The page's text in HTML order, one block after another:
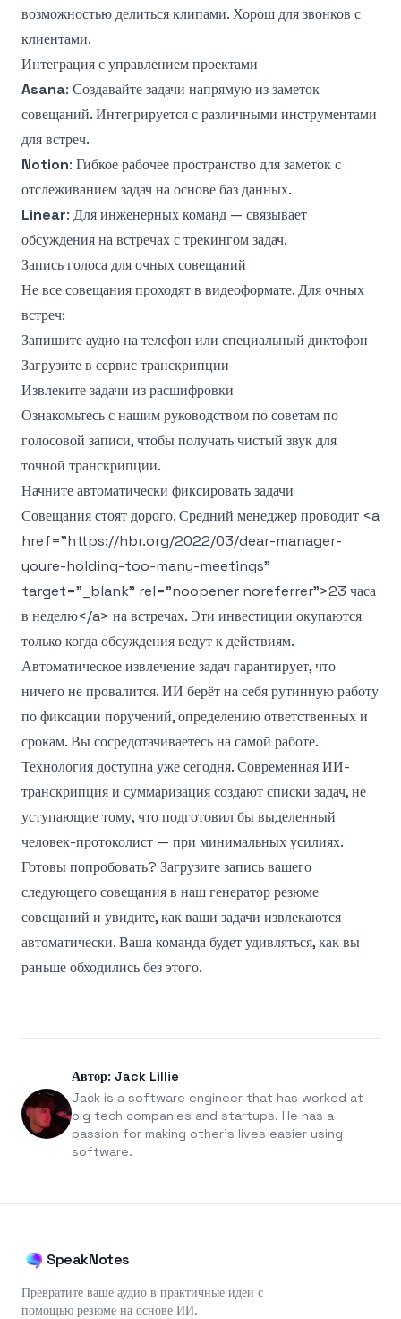
возможностью делиться клипами. Хорош для звонков с
клиентами.
Интеграция с управлением проектами
Asana: Создавайте задачи напрямую из заметок
совещаний. Интегрируется с различными инструментами
для встреч.
Notion: Гибкое рабочее пространство для заметок с
отслеживанием задач на основе баз данных.
Linear: Для инженерных команд — связывает
обсуждения на встречах с трекингом задач.
Запись голоса для очных совещаний
Не все совещания проходят в видеоформате. Для очных
встреч:
Запишите аудио на телефон или специальный диктофон
Загрузите в сервис транскрипции
Извлеките задачи из расшифровки
Ознакомьтесь с нашим руководством посоветам по
голосовой записи, чтобы получать чистый звук для
точной транскрипции.
Начните автоматически фиксировать задачи
Совещания стоят дорого. Средний менеджер проводит <a
href="https://hbr.org/2022/03/dear-manager-
youre-holding-too-many-meetings"
target="_blank" rel="noopener noreferrer">23 часа
в неделю</a> на встречах. Эти инвестиции окупаются
только когда обсуждения ведут к действиям.
Автоматическое извлечение задач гарантирует, что
ничего не провалится. ИИ берёт на себя рутинную работу
по фиксации поручений, определению ответственных и
срокам. Вы сосредотачиваетесь на самой работе.
Технология доступна уже сегодня. Современная ИИ-
транскрипция и суммаризация создают списки задач, не
уступающие тому, что подготовил бы выделенный
человек-протоколист — при минимальных усилиях.
Готовы попробовать? Загрузите запись вашего
следующего совещания в нашгенератор резюме
совещаний и увидите, как ваши задачи извлекаются
автоматически. Ваша команда будет удивляться, как вы
раньше обходились без этого.
Автор: Jack Lillie
Jack is a software engineer that has worked at
big tech companies and startups. He has a
passion for making other's lives easier using
software.
SpeakNotes
Превратите ваше аудио в практичные идеи с
помощью резюме на основе ИИ.